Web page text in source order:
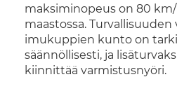
maksiminopeus on 80
maastossa.
imukuppien kunto on
säännöllisesti, ja
kiinnittää varmistusnyöri.